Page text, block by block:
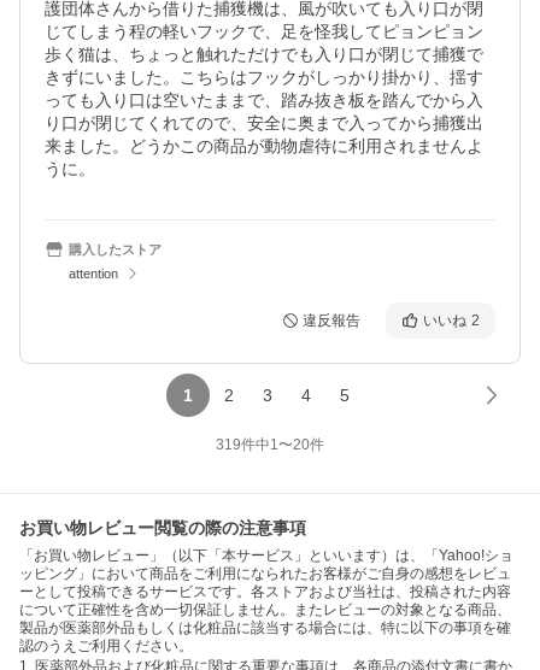
護団体さんから借りた捕獲機は、風が吹いても入り口が閉
じてしまう程の軽いフックで、足を怪我してピョンピョン
歩く猫は、ちょっと触れただけでも入り口が閉じて捕獲で
きずにいました。こちらはフックがしっかり掛かり、揺す
っても入り口は空いたままで、踏み抜き板を踏んでから入
り口が閉じてくれてので、安全に奥まで入ってから捕獲出
来ました。どうかこの商品が動物虐待に利用されませんよ
うに。
購入したストア
attention
違反報告 いいね 2
1 2 3 4 5
319件中1〜20件
お買い物レビュー閲覧の際の注意事項
「お買い物レビュー」（以下「本サービス」といいます）は、「Yahoo!ショ
ッピング」において商品をご利用になられたお客様がご自身の感想をレビュ
ーとして投稿できるサービスです。各ストアおよび当社は、投稿された内容
について正確性を含め一切保証しません。またレビューの対象となる商品、
製品が医薬部外品もしくは化粧品に該当する場合には、特に以下の事項を確
認のうえご利用ください。
1. 医薬部外品および化粧品に関する重要な事項は、各商品の添付文書に書か